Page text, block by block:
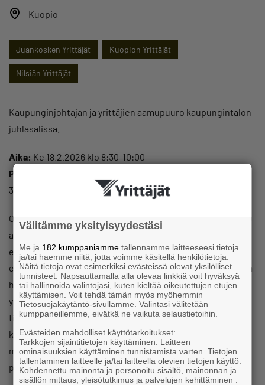
Kuopio
Juankosken Yrittäjät Kuopion Yrittäjät
Nilsiän Yrittäjät
Kaupunginjohtajan ja yrittäjien aamupuuro kaupungintalon
juhlasalissa.
Aika: Ke 18.2.2026 klo 8:30-10:00
Paikka:
31.
Ohjelmassa kuulemme puuron ja verkostoitumisen ohella
ajankohtaiset kuulumiset Kuopion alueen
elinvoimaisuudesta sekä tulevista toimenpiteistä
elinkeinojohtajaJukka Pitkäseltä. Business Kuopio haluaa
huomioida kaikkien Kuopion alueella toimivien
yrittäjäyhdistystenVuoden 2025 yrittäjiäja jakaa
tilaisuudessa tunnustukset heille. Lopuksi kuulemme
kunkin yrittäjäyhdistyksen puheenvuorot tai muut
muistamiset (mm. vuoden yksinyrittäjä palkitaan
perinteiseen tapaan Kuopion Yrittäjien toimesta)
Välitämme yksityisyydestäsi
Me ja 182 kumppaniamme tallennamme laitteeseesi tietoja
ja/tai haemme niitä, jotta voimme käsitellä henkilötietoja.
Näitä tietoja ovat esimerkiksi evästeissä olevat yksilölliset
tunnisteet. Napsauttamalla alla olevaa linkkiä voit hyväksyä
tai hallinnoida valintojasi, kuten kieltää oikeutettujen etujen
käyttämisen. Voit tehdä tämän myös myöhemmin
Tietosuojakäytäntö-sivullamme. Valintasi välitetään
kumppaneillemme, eivätkä ne vaikuta selaustietoihin.
Evästeiden mahdolliset käyttötarkoitukset:
Tarkkojen sijaintitietojen käyttäminen. Laitteen
ominaisuuksien käyttäminen tunnistamista varten. Tietojen
tallentaminen laitteelle ja/tai laitteella olevien tietojen käyttö.
Kohdennettu mainonta ja personoitu sisältö, mainonnan ja
sisällön mittaus, yleisötutkimus ja palvelujen kehittäminen .